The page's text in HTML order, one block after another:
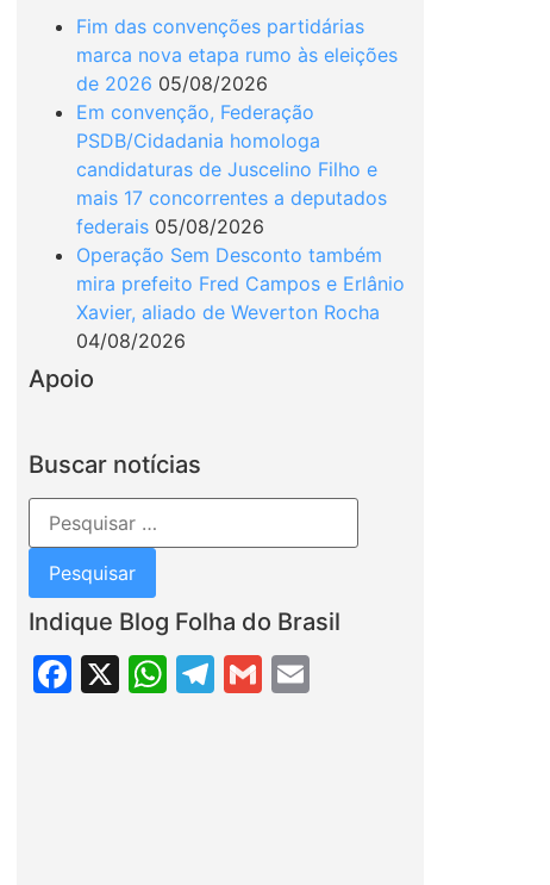
Fim das convenções partidárias
marca nova etapa rumo às eleições
de 2026 05/08/2026
Em convenção, Federação
PSDB/Cidadania homologa
candidaturas de Juscelino Filho e
mais 17 concorrentes a deputados
federais 05/08/2026
Operação Sem Desconto também
mira prefeito Fred Campos e Erlânio
Xavier, aliado de Weverton Rocha
04/08/2026
Apoio
Buscar notícias
Indique Blog Folha do Brasil
Facebook
X WhatsApp
Telegram
Gmail